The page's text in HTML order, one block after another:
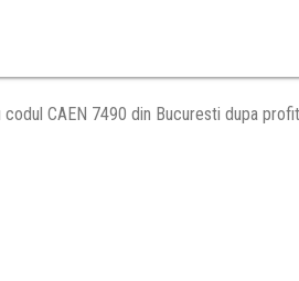
CAEN 7490 din Bucuresti dupa profit